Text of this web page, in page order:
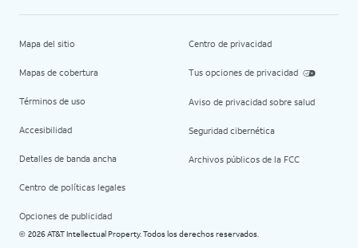
Mapa del sitio
Mapas de cobertura
Términos de uso
Accesibilidad
Detalles de banda ancha
Centro de políticas legales
Opciones de publicidad
Centro de privacidad
Tus opciones de privacidad
Aviso de privacidad sobre salud
Seguridad cibernética
Archivos públicos de la FCC
© 2026 AT&T Intellectual Property. Todos los derechos reservados.